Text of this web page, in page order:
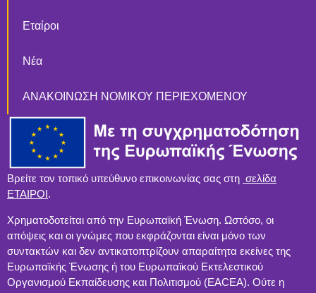
Εταίροι
Νέα
ΑΝΑΚΟΙΝΩΣΗ ΝΟΜΙΚΟΥ ΠΕΡΙΕΧΟΜΕΝΟΥ
Βρείτε τον τοπικό υπεύθυνο επικοινωνίας σας στη σελίδα
ΕΤΑΙΡΟΙ .
Χρηματοδοτείται από την Ευρωπαϊκή Ένωση. Ωστόσο, οι
απόψεις και οι γνώμες που εκφράζονται είναι μόνο των
συντακτών και δεν αντικατοπτρίζουν απαραίτητα εκείνες της
Ευρωπαϊκής Ένωσης ή του Ευρωπαϊκού Εκτελεστικού
Οργανισμού Εκπαίδευσης και Πολιτισμού (EACEA). Ούτε η